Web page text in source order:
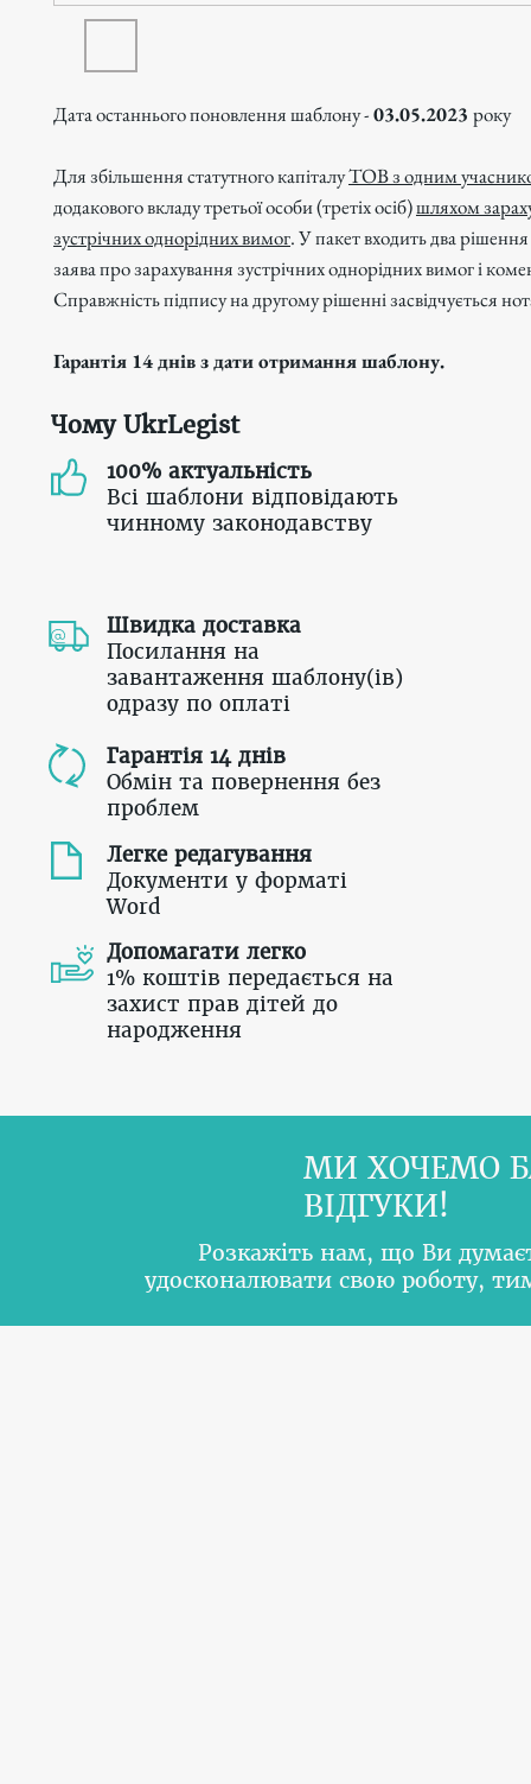
Дата останнього поновлення шаблону -03.05.2023 року
Для збільшення статутного капіталуТОВ з одним
додакового вкладу третьої особи (третіх осіб)шляхом
зустрічних однорідних вимог. У пакет входить два
заява про зарахування зустрічних однорідних вимог і
Справжність підпису на другому рішенні засвідчується
Гарантія 14 днів з дати отримання шаблону.
Чому UkrLegist
100% актуальність
Всі шаблони відповідають
чинному законодавству
Швидка доставка
Посилання на
завантаження шаблону(ів)
одразу по оплаті
Гарантія 14 днів
Обмін та повернення без
проблем
Легке редагування
Документи у форматі
Word
Допомагати легко
1% коштів передається на
захист прав дітей до
народження
МИ ХОЧЕМО
ВІДГУКИ!
Розкажіть нам, що Ви
удосконалювати свою роботу,